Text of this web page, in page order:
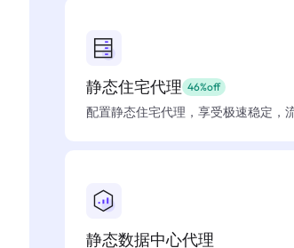
静态住宅代理 46%off
配置静态住宅代理，享受极速稳定，
静态数据中心代理